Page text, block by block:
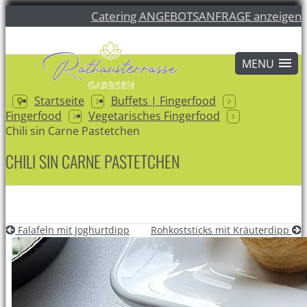
Catering ANGEBOTSANFRAGE anzeigen
Startseite
Buffets | Fingerfood
Fingerfood
Vegetarisches Fingerfood
Chili sin Carne Pastetchen
CHILI SIN CARNE PASTETCHEN
Falafeln mit Joghurtdipp Rohkoststicks mit Kräuterdipp